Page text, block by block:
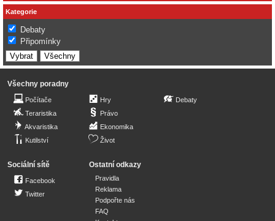
Kategorie
Debaty
Připomínky
Všechny poradny
Počítače
Teraristika
Akvaristika
Kutilství
Hry
Právo
Ekonomika
Život
Debaty
Sociální sítě
Facebook
Twitter
Ostatní odkazy
Pravidla
Reklama
Podpořte nás
FAQ